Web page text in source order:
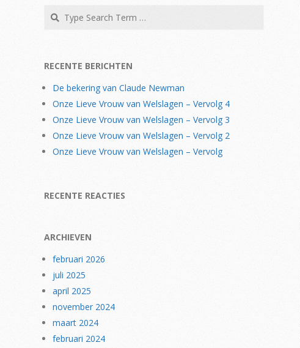
Search
RECENTE BERICHTEN
De bekering van Claude Newman
Onze Lieve Vrouw van Welslagen – Vervolg 4
Onze Lieve Vrouw van Welslagen – Vervolg 3
Onze Lieve Vrouw van Welslagen – Vervolg 2
Onze Lieve Vrouw van Welslagen – Vervolg
RECENTE REACTIES
ARCHIEVEN
februari 2026
juli 2025
april 2025
november 2024
maart 2024
februari 2024